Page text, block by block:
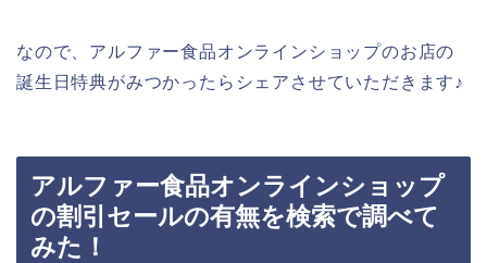
なので、アルファー食品オンラインショップのお店の
誕生日特典がみつかったらシェアさせていただきます♪
アルファー食品オンラインショップ
の割引セールの有無を検索で調べて
みた！